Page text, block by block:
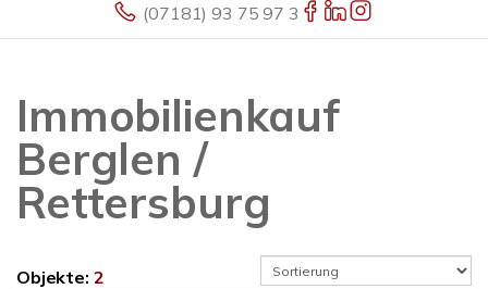
(07181) 93 75 97 3
Immobilienkauf
Berglen /
Rettersburg
Objekte: 2